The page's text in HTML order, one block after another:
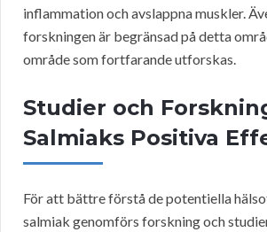
inflammation och avslappna muskler.
forskningen är begränsad på detta
område som fortfarande utforskas.
Studier och
Salmiaks Positiva
För att bättre förstå de potentiella
salmiak genomförs forskning och